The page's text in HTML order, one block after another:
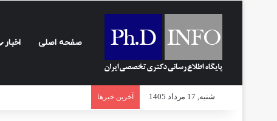
صفحه اصلی اخبار
شنبه, 17 مرداد 1405 آخرین خبرها